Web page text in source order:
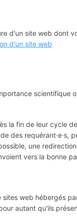
d'un site web dont
d'un site web
scientifique
la fin de leur cycle
des requérant·e·s,
une
vers la bonne
web hébergés
autant qu'ils